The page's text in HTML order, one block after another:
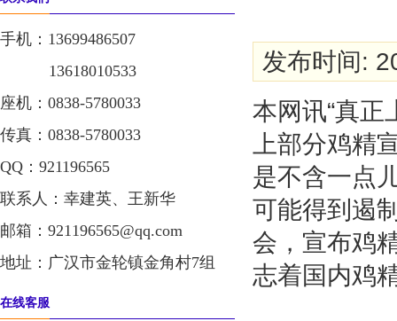
手机：13699486507
13618010533
座机：0838-5780033
传真：0838-5780033
QQ：921196565
联系人：幸建英、王新华
邮箱：921196565@qq.com
地址：广汉市金轮镇金角村7组
在线客服
发布时间:
本网讯“真正
上部分鸡精
是不含一点
可能得到遏
会，宣布鸡
志着国内鸡